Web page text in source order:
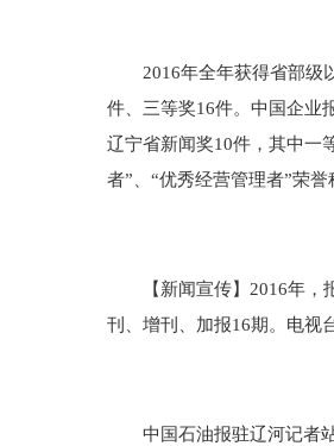
2016年全年获得省部级以
件、三等奖16件。中国企业
辽宁省新闻奖10件，其中一
者”、“优秀经营管理者”荣
【新闻宣传】2016年，报
刊、增刊、加报16期。电视
中国石油报驻辽河记者站